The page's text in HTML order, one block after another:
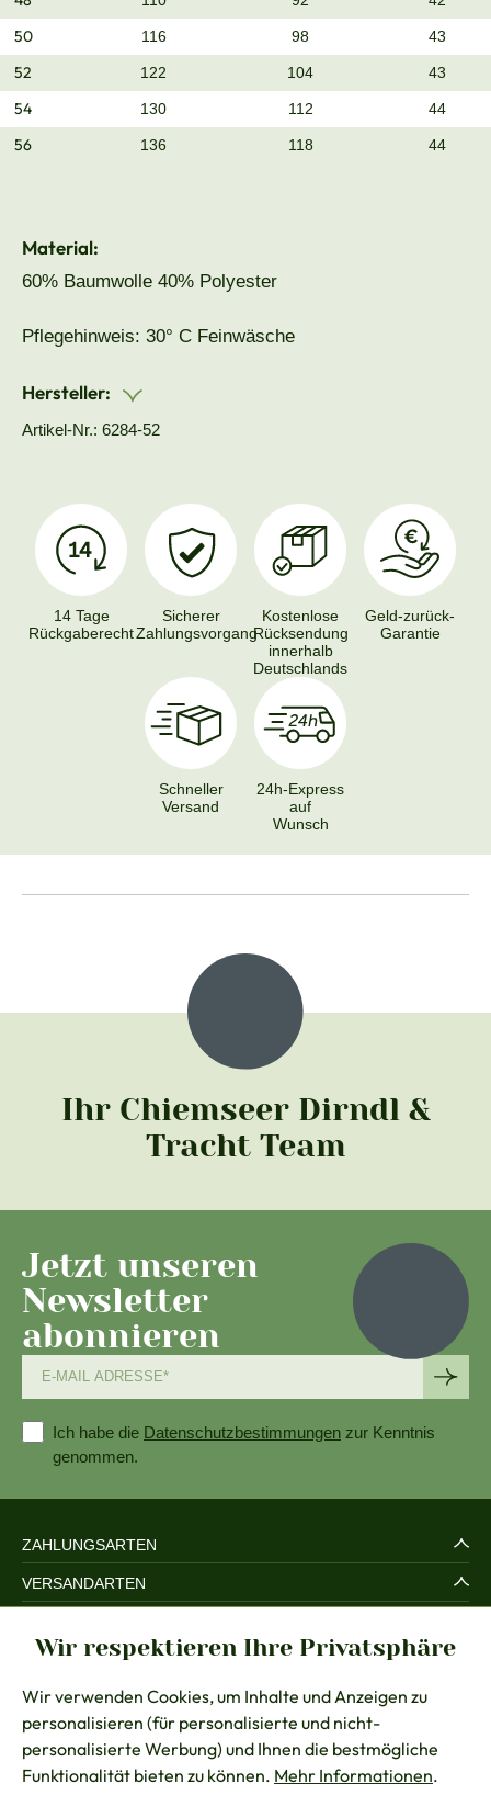
50 116 98 43
52 122 104 43
54 130 112 44
56 136 118 44
Material:
60% Baumwolle 40% Polyester
Pflegehinweis: 30° C Feinwäsche
Hersteller:
Artikel-Nr.: 6284-52
14 Tage
Rückgaberecht
Sicherer
Zahlungsvorgang
Kostenlose
Rücksendung
innerhalb
Deutschlands
Geld-zurück-
Garantie
Schneller
Versand
24h-Express
auf
Wunsch
Ihr Chiemseer Dirndl &
Tracht Team
Jetzt unseren
Newsletter
abonnieren
Ich habe die Datenschutzbestimmungen zur Kenntnis
genommen.
ZAHLUNGSARTEN
VERSANDARTEN
RECHTLICHES
BERATUNG
KONTAKT
Wir respektieren Ihre Privatsphäre
Wir verwenden Cookies, um Inhalte und Anzeigen zu
personalisieren (für personalisierte und nicht-
personalisierte Werbung) und Ihnen die bestmögliche
Funktionalität bieten zu können. Mehr Informationen.